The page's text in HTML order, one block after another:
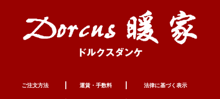
ご注文方法 運賃・手数料 法律に基づく表示